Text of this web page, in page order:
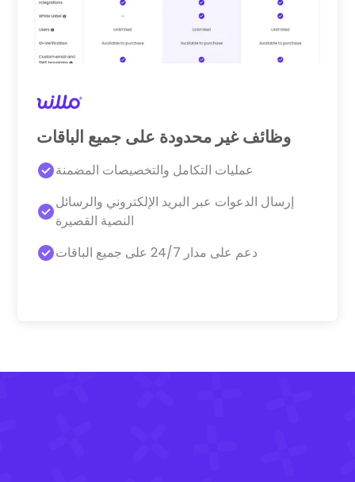
وظائف غير محدودة على جميع الباقات
عمليات التكامل والتخصيصات المضمنة
إرسال الدعوات عبر البريد الإلكتروني والرسائل
النصية القصيرة
دعم على مدار 24/7 على جميع الباقات